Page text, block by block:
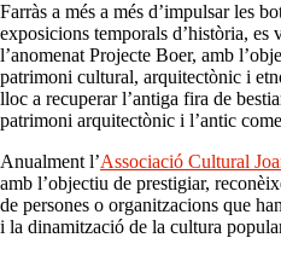
Farràs a més a més d’impulsar les
exposicions temporals d’història, es
l’anomenat Projecte Boer, amb
patrimoni cultural, arquitectònic i
lloc a recuperar l’antiga fira de
patrimoni arquitectònic i l’antic
Anualment l’Associació Cultural
amb l’objectiu de prestigiar,
de persones o organitzacions que
i la dinamització de la cultura